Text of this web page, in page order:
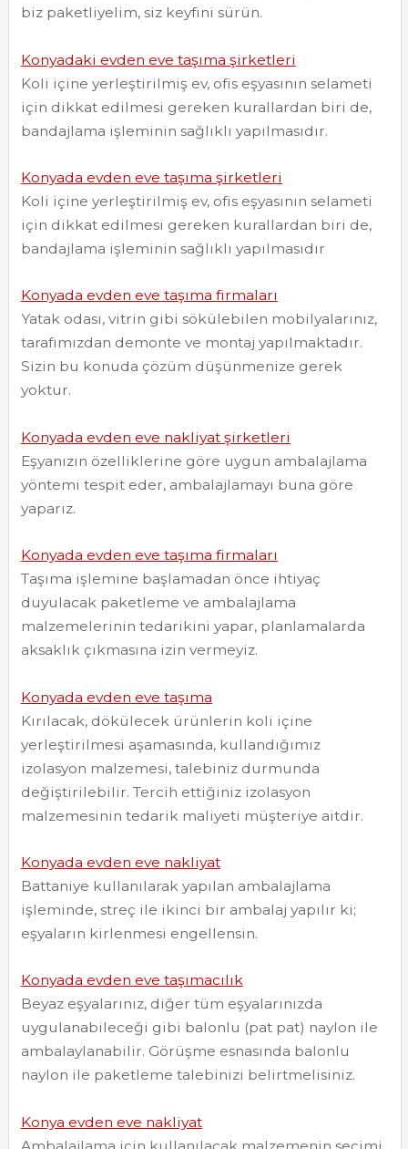
biz paketliyelim, siz keyfini sürün.
Konyadaki evden eve taşıma şirketleri
Koli içine yerleştirilmiş ev, ofis eşyasının selameti
için dikkat edilmesi gereken kurallardan biri de,
bandajlama işleminin sağlıklı yapılmasıdır.
Konyada evden eve taşıma şirketleri
Koli içine yerleştirilmiş ev, ofis eşyasının selameti
için dikkat edilmesi gereken kurallardan biri de,
bandajlama işleminin sağlıklı yapılmasıdır
Konyada evden eve taşıma firmaları
Yatak odası, vitrin gibi sökülebilen mobilyalarınız,
tarafımızdan demonte ve montaj yapılmaktadır.
Sizin bu konuda çözüm düşünmenize gerek
yoktur.
Konyada evden eve nakliyat şirketleri
Eşyanızın özelliklerine göre uygun ambalajlama
yöntemi tespit eder, ambalajlamayı buna göre
yaparız.
Konyada evden eve taşıma firmaları
Taşıma işlemine başlamadan önce ihtiyaç
duyulacak paketleme ve ambalajlama
malzemelerinin tedarikini yapar, planlamalarda
aksaklık çıkmasına izin vermeyiz.
Konyada evden eve taşıma
Kırılacak, dökülecek ürünlerin koli içine
yerleştirilmesi aşamasında, kullandığımız
izolasyon malzemesi, talebiniz durmunda
değiştirilebilir. Tercih ettiğiniz izolasyon
malzemesinin tedarik maliyeti müşteriye aitdir.
Konyada evden eve nakliyat
Battaniye kullanılarak yapılan ambalajlama
işleminde, streç ile ikinci bir ambalaj yapılır ki;
eşyaların kirlenmesi engellensin.
Konyada evden eve taşımacılık
Beyaz eşyalarınız, diğer tüm eşyalarınızda
uygulanabileceği gibi balonlu (pat pat) naylon ile
ambalaylanabilir. Görüşme esnasında balonlu
naylon ile paketleme talebinizi belirtmelisiniz.
Konya evden eve nakliyat
Ambalajlama için kullanılacak malzemenin seçimi